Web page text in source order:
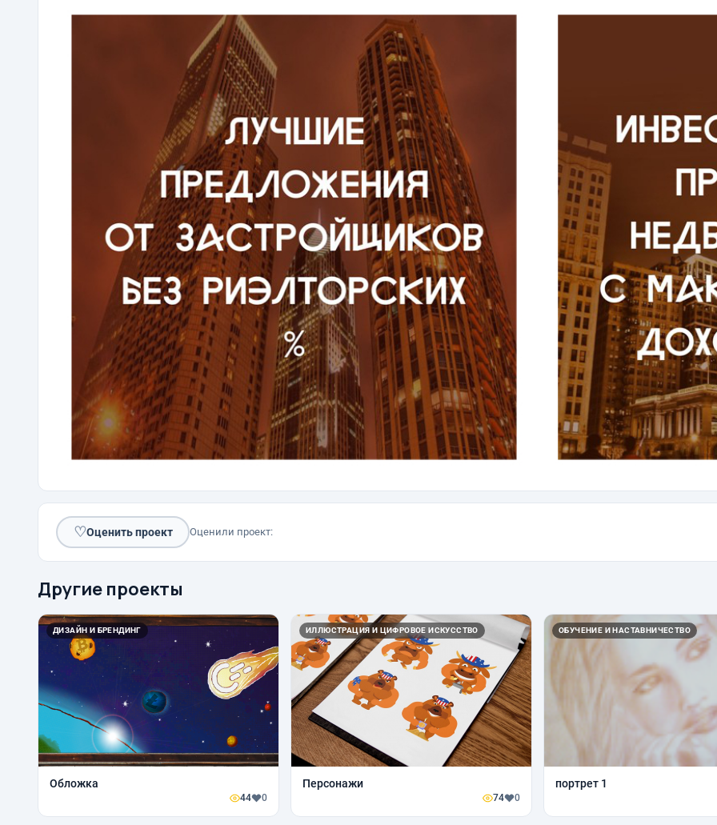
♡Оценить проект Оценили проект:
Другие проекты
ДИЗАЙН И БРЕНДИНГ
Обложка
44 0
ИЛЛЮСТРАЦИЯ И ЦИФРОВОЕ ИСКУССТВО
Персонажи
74 0
ОБУЧЕНИЕ И НАСТАВНИЧЕСТВО
портрет 1